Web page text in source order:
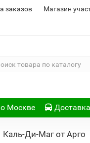
заказов Магазин
Москве
Каль-Ди-Маг от Арго